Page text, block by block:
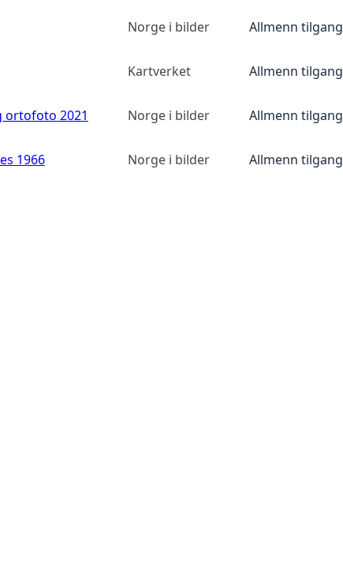
Norge i bilder Allmenn tilgang
Kartverket Allmenn tilgang
2021 Norge i bilder Allmenn tilgang
1966 Norge i bilder Allmenn tilgang